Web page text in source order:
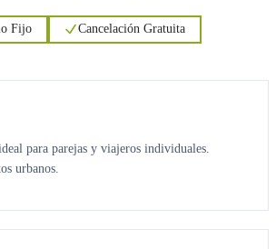
Fijo Cancelación Gratuita
para parejas y viajeros individuales.
urbanos.